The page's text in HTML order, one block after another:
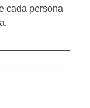
cada persona